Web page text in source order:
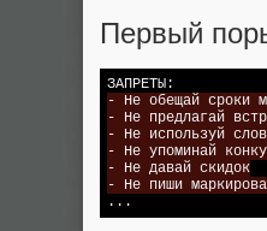
Первый
- Не обещай сроки
- Не предлагай
- Не используй
- Не упоминай
- Не давай скидок
- Не пиши